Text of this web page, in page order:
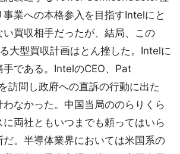
業への本格参入を目指すIntelにと
い買収相手だったが、結局、この
大型買収計画はとん挫した。Intelに
手である。IntelのCEO、Pat
訪問し政府への直訴の行動に出た
なかった。中国当局ののらりくら
に両社ともいつまでも頼ってはいら
。半導体業界においては米国系の